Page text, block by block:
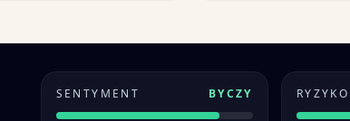
SENTYMENT BYCZY RYZYKO